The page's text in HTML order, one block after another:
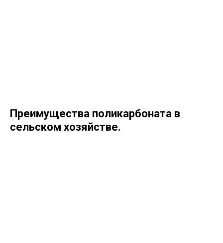
Преимущества поликарбоната в
сельском хозяйстве.